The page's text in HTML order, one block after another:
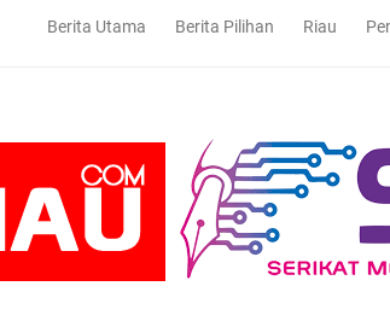
Berita Utama Berita Pilihan Riau